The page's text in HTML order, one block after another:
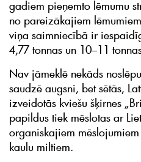
gadiem pieņemto lēmumu
no pareizākajiem
viņa saimniecībā ir
4,77 tonnas un 10–11
Nav jāmeklē nekāds
saudzē augsni, bet sētās,
izveidotās kviešu šķirnes
papildus tiek mēslotas ar
organiskajiem
kaulu miltiem.